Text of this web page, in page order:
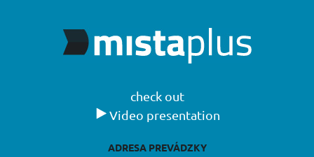
check out
Video presentation
ADRESA PREVÁDZKY